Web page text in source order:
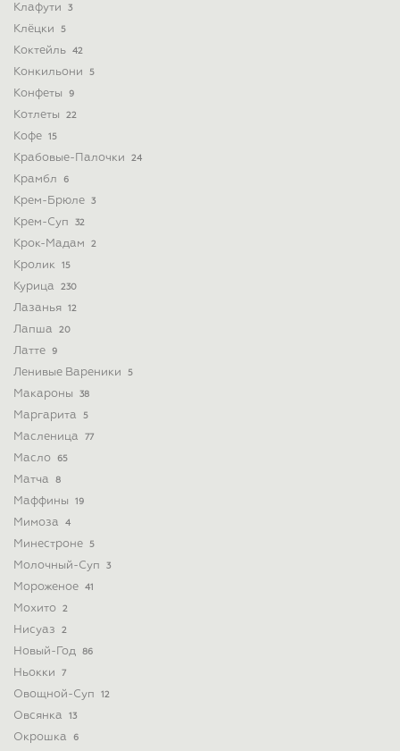
Клафути 3
Клёцки 5
Коктейль 42
Конкильони 5
Конфеты 9
Котлеты 22
Кофе 15
Крабовые-Палочки 24
Крамбл 6
Крем-Брюле 3
Крем-Суп 32
Крок-Мадам 2
Кролик 15
Курица 230
Лазанья 12
Лапша 20
Латте 9
Ленивые Вареники 5
Макароны 38
Маргарита 5
Масленица 77
Масло 65
Матча 8
Маффины 19
Мимоза 4
Минестроне 5
Молочный-Суп 3
Мороженое 41
Мохито 2
Нисуаз 2
Новый-Год 86
Ньокки 7
Овощной-Суп 12
Овсянка 13
Окрошка 6